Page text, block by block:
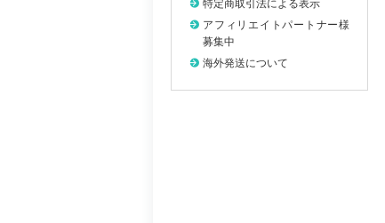
特定商取引法による表示
アフィリエイトパートナー様
募集中
海外発送について